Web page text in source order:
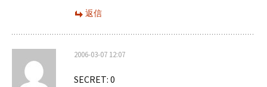
返信
2006-03-07 12:07
SECRET: 0